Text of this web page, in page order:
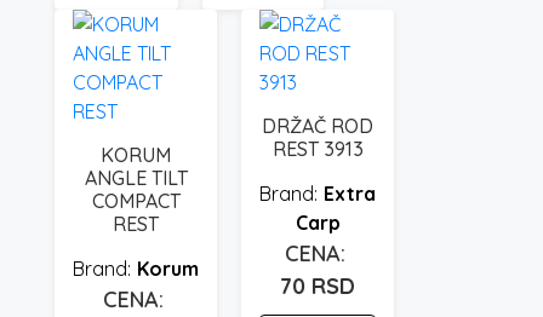
KORUM
ANGLE TILT
COMPACT
REST
Korum
DRŽAČ ROD
REST 3913
Extra
Carp
70 RSD